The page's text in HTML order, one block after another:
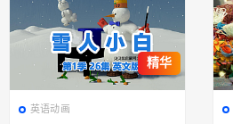
精华
英语动画